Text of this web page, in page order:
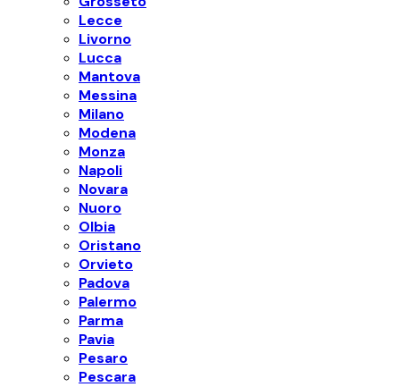
Lecce
Livorno
Lucca
Mantova
Messina
Milano
Modena
Monza
Napoli
Novara
Nuoro
Olbia
Oristano
Orvieto
Padova
Palermo
Parma
Pavia
Pesaro
Pescara